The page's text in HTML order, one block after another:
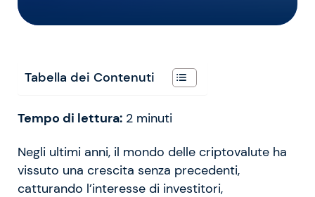
Tabella dei Contenuti
Tempo di lettura: 2 minuti
Negli ultimi anni, il mondo delle criptovalute ha
vissuto una crescita senza precedenti,
catturando l’interesse di investitori,